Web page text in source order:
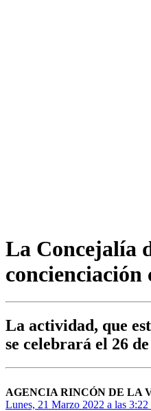
La Concejalía
La actividad, que
se celebrará el 26
AGENCIA RINCÓN DE LA
Lunes, 21 Marzo 2022 a las 3:22